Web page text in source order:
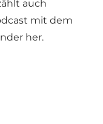
auch
mit dem
her.